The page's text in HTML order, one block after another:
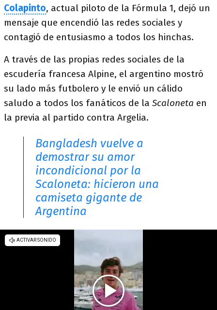
Colapinto, actual piloto de la Fórmula 1, dejó un
mensaje que encendió las redes sociales y
contagió de entusiasmo a todos los hinchas.
A través de las propias redes sociales de la
escudería francesa Alpine, el argentino mostró
su lado más futbolero y le envió un cálido
saludo a todos los fanáticos de la Scaloneta en
la previa al partido contra Argelia.
Bangladesh vuelve a
demostrar su amor
incondicional por la
Scaloneta: hicieron una
camiseta gigante de
Argentina